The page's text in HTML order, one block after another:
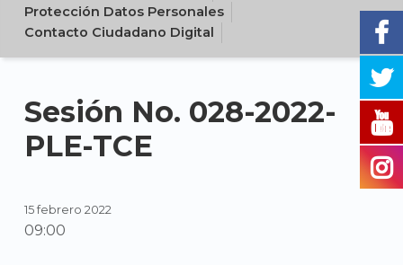
Protección Datos Personales
Contacto Ciudadano Digital
Sesión No. 028-2022-
PLE-TCE
15 febrero 2022
09:00